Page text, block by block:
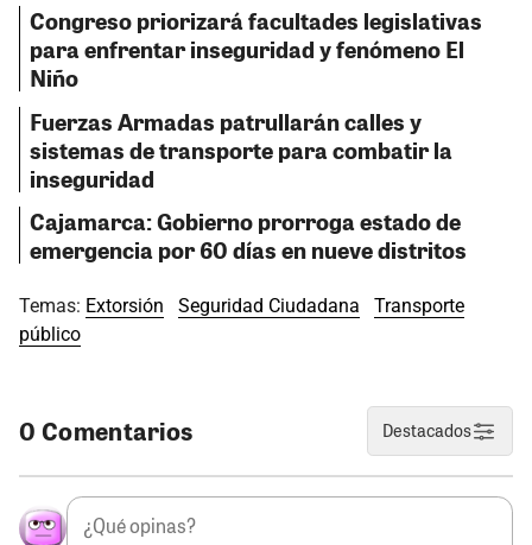
Congreso priorizará facultades legislativas
para enfrentar inseguridad y fenómeno El
Niño
Fuerzas Armadas patrullarán calles y
sistemas de transporte para combatir la
inseguridad
Cajamarca: Gobierno prorroga estado de
emergencia por 60 días en nueve distritos
Temas: Extorsión Seguridad Ciudadana
Transporte
público
0 Comentarios Destacados